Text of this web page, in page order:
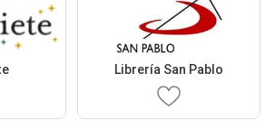
Librería San Pablo